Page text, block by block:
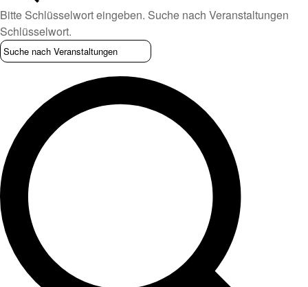
Suche
Bitte Schlüsselwort eingeben. Suche nach Veranstaltungen
Schlüsselwort.